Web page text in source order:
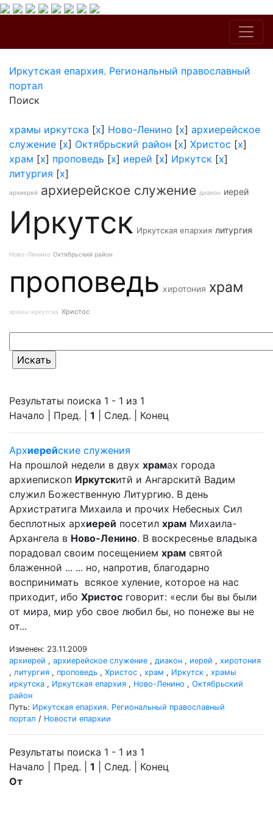
Иркутская епархия. Региональный православный
портал
Поиск
храмы иркутска [x] Ново-Ленино [x] архиерейское
служение [x] Октябрьский район [x] Христос [x]
храм [x] проповедь [x] иерей [x] Иркутск [x]
литургия [x]
архиерей архиерейское служение диакон иерей
Иркутск Иркутская епархия литургия
Ново-Ленино Октябрьский район
проповедь хиротония храм
храмы иркутска Христос
Результаты поиска 1 - 1 из 1
Начало | Пред. | 1 | След. | Конец
Архиерейские служения
На прошлой недели в двух храмах города
архиепископ Иркутскитй и Ангарскитй Вадим
служил Божественную Литургию. В день
Архистратига Михаила и прочих Небесных Сил
бесплотных архиерей посетил храм Михаила-
Архангела в Ново-Ленино. В воскресенье владыка
порадовал своим посещением храм святой
блаженной ... ... но, напротив, благодарно
воспринимать всякое хуление, которое на нас
приходит, ибо Христос говорит: «если бы вы были
от мира, мир убо свое любил бы, но понеже вы не
от...
Изменен: 23.11.2009
архиерей , архиерейское служение , диакон , иерей , хиротония
, литургия , проповедь , Христос , храм , Иркутск , храмы
иркутска , Иркутская епархия , Ново-Ленино , Октябрьский
район
Путь: Иркутская епархия. Региональный православный
портал / Новости епархии
Результаты поиска 1 - 1 из 1
Начало | Пред. | 1 | След. | Конец
От